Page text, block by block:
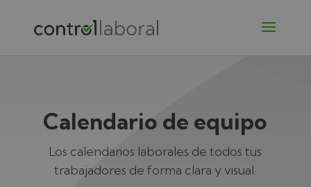
Calendario de equipo
Los calendarios laborales de todos tus
trabajadores de forma clara y visual.